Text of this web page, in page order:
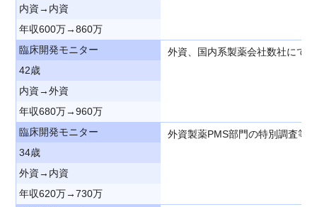
内資→内資
年収600万→860万
臨床開発モニター
外資、国内系製薬会社数社にて
42歳
内資→外資
年収680万→960万
臨床開発モニター
外資製薬PMS部門の特別調査等
34歳
外資→内資
年収620万→730万